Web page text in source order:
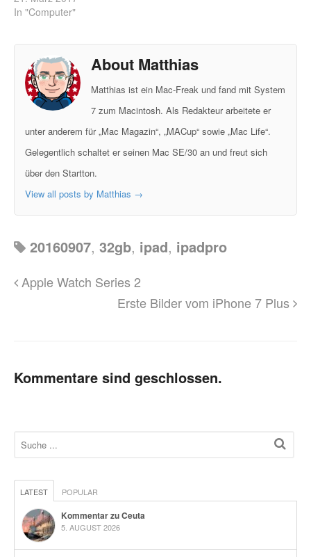
In "Computer"
About Matthias
Matthias ist ein Mac-Freak und fand mit System
7 zum Macintosh. Als Redakteur arbeitete er
unter anderem für „Mac Magazin“, „MACup“ sowie „Mac Life“.
Gelegentlich schaltet er seinen Mac SE/30 an und freut sich
über den Startton.
View all posts by Matthias →
20160907, 32gb, ipad, ipadpro
Apple Watch Series 2
Erste Bilder vom iPhone 7 Plus
Kommentare sind geschlossen.
LATEST POPULAR
Kommentar zu Ceuta
5. AUGUST 2026